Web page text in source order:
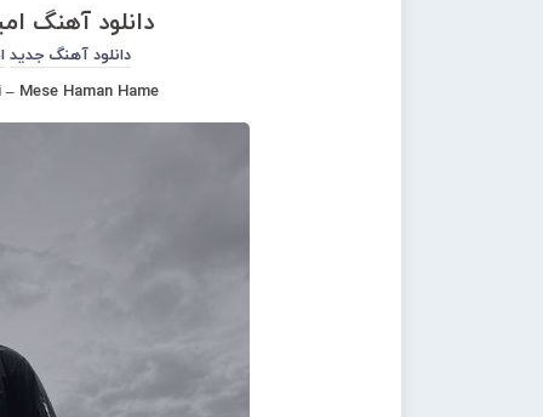
دانلود آهنگ
دانلود آهنگ جدید
Mese Haman Hame